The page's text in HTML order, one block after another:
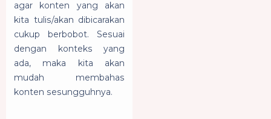
agar konten yang akan
kita tulis/akan dibicarakan
cukup berbobot. Sesuai
dengan konteks yang
ada, maka kita akan
mudah membahas
konten sesungguhnya.